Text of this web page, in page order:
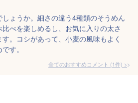
ょうか。細さの違う4種類のそうめん
べを楽しめるし、お気に入りの太さ
。コシがあって、小麦の風味もよく
す。
全てのおすすめコメント (1件) >